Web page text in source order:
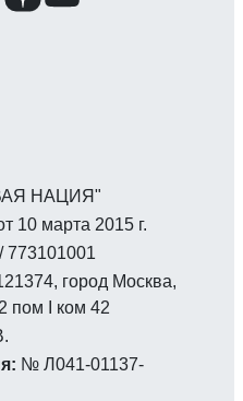
НАЦИЯ"
10 марта 2015 г.
773101001
город Москва,
пом I ком 42
№ Л041-01137-